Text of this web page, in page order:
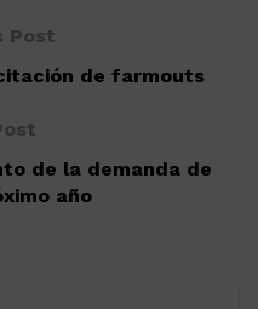
Post
de farmouts
de la demanda de
año